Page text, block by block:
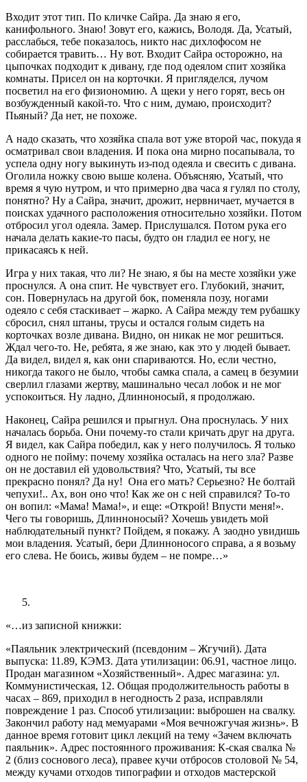
Входит этот тип. По кличке Сайра. Да знаю я его,
канифольного. Знаю! Зовут его, кажись, Володя. Да, Усатый,
расслабься, тебе показалось, никто нас дихлофосом не
собирается травить… Ну вот. Входит Сайра осторожно, на
цыпочках подходит к дивану, где под одеялом спит хозяйка
комнаты. Присел он на корточки. Я пригляделся, лучом
посветил на его физиономию. А щеки у него горят, весь он
возбужденный какой-то. Что с ним, думаю, происходит?
Пьяный? Да нет, не похоже.
А надо сказать, что хозяйка спала вот уже второй час, покуда я
осматривал свои владения. И пока она мирно посапывала, то
успела одну ногу выкинуть из-под одеяла и свесить с дивана.
Оголила ножку свою выше колена. Объясняю, Усатый, что
время я чую нутром, и что примерно два часа я гулял по столу,
понятно? Ну а Сайра, значит, дрожит, нервничает, мучается в
поисках удачного расположения относительно хозяйки. Потом
отбросил угол одеяла. Замер. Прислушался. Потом рука его
начала делать какие-то пасы, будто он гладил ее ногу, не
прикасаясь к ней.
Игра у них такая, что ли? Не знаю, я бы на месте хозяйки уже
проснулся. А она спит. Не чувствует его. Глубокий, значит,
сон. Повернулась на другой бок, поменяла позу, ногами
одеяло с себя стаскивает – жарко. А Сайра между тем рубашку
сбросил, снял штаны, трусы и остался голым сидеть на
корточках возле дивана. Видно, он никак не мог решиться.
Ждал чего-то. Не, ребята, я же знаю, как это у людей бывает.
Да видел, видел я, как они спариваются. Но, если честно,
никогда такого не было, чтобы самка спала, а самец в безумии
сверлил глазами жертву, машинально чесал лобок и не мог
успокоиться. Ну ладно, Длинноносый, я продолжаю.
Наконец, Сайра решился и прыгнул. Она проснулась. У них
началась борьба. Они почему-то стали кричать друг на друга.
Я видел, как Сайра победил, как у него получилось. Я только
одного не пойму: почему хозяйка осталась на него зла? Разве
он не доставил ей удовольствия? Что, Усатый, ты все
прекрасно понял? Да ну! Она его мать? Серьезно? Не болтай
чепухи!.. Ах, вон оно что! Как же он с ней справился? То-то
он вопил: «Мама! Мама!», и еще: «Открой! Впусти меня!».
Чего ты говоришь, Длинноносый? Хочешь увидеть мой
наблюдательный пункт? Пойдем, я покажу. А заодно увидишь
мои владения. Усатый, бери Длинноносого справа, а я возьму
его слева. Не боись, живы будем – не помре…»
«…из записной книжки:
«Паяльник электрический (псевдоним – Жгучий). Дата
выпуска: 11.89, КЭМЗ. Дата утилизации: 06.91, частное лицо.
Продан магазином «Хозяйственный». Адрес магазина: ул.
Коммунистическая, 12. Общая продолжительность работы в
часах – 869, приходил в негодность 2 раза, исправляли
повреждение 1 раз. Способ утилизации: выброшен на свалку.
Закончил работу над мемуарами «Моя вечножгучая жизнь». В
данное время готовит цикл лекций на тему «Зачем включать
паяльник». Адрес постоянного проживания: К-ская свалка №
2 (близ соснового леса), правее кучи отбросов столовой № 54,
между кучами отходов типографии и отходов мастерской